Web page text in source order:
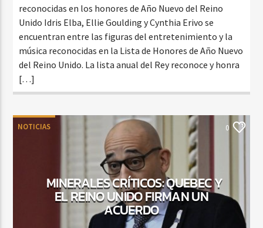
reconocidas en los honores de Año Nuevo del Reino
Unido Idris Elba, Ellie Goulding y Cynthia Erivo se
encuentran entre las figuras del entretenimiento y la
música reconocidas en la Lista de Honores de Año Nuevo
del Reino Unido. La lista anual del Rey reconoce y honra
[…]
NOTICIAS 0
MINERALES CRÍTICOS: QUEBEC Y
EL REINO UNIDO FIRMAN UN
ACUERDO